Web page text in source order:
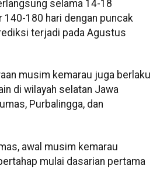
selama 14-18
140-180 hari dengan puncak
terjadi pada Agustus
musim kemarau juga berlaku
di wilayah selatan Jawa
Purbalingga, dan
awal musim kemarau
mulai dasarian pertama